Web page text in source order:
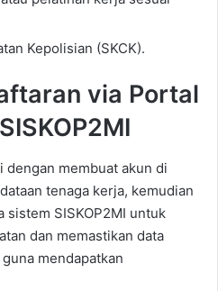
Kepolisian (SKCK).
via Portal
membuat akun di
tenaga kerja, kemudian
SISKOP2MI untuk
dan memastikan data
mendapatkan